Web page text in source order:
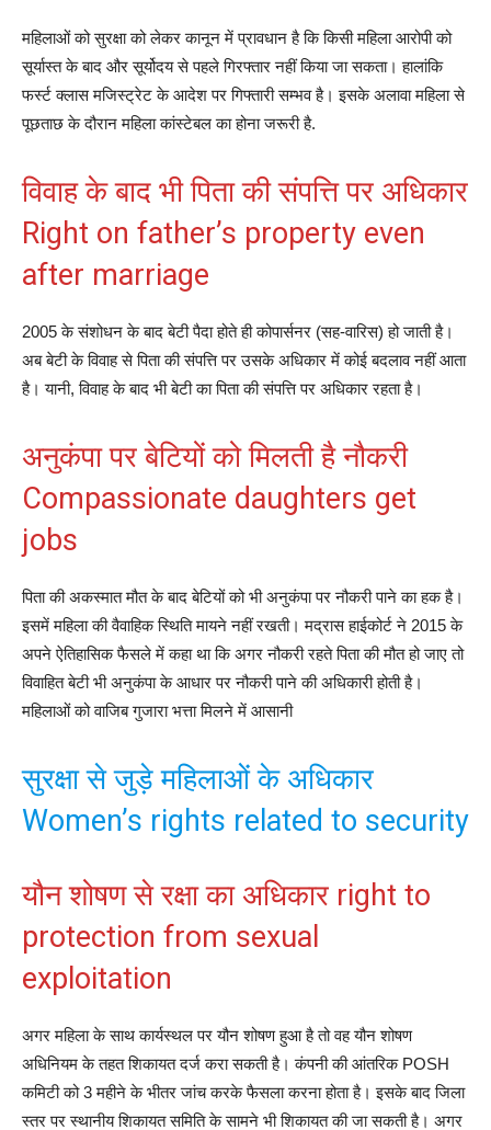
महिलाओं को सुरक्षा को लेकर कानून में प्रावधान है कि किसी महिला आरोपी को
सूर्यास्त के बाद और सूर्योदय से पहले गिरफ्तार नहीं किया जा सकता। हालांकि
फर्स्ट क्लास मजिस्ट्रेट के आदेश पर गिफ्तारी सम्भव है। इसके अलावा महिला से
पूछताछ के दौरान महिला कांस्टेबल का होना जरूरी है.
विवाह के बाद भी पिता की संपत्ति पर अधिकार
Right on father’s property even
after marriage
2005 के संशोधन के बाद बेटी पैदा होते ही कोपार्सनर (सह-वारिस) हो जाती है।
अब बेटी के विवाह से पिता की संपत्ति पर उसके अधिकार में कोई बदलाव नहीं आता
है। यानी, विवाह के बाद भी बेटी का पिता की संपत्ति पर अधिकार रहता है।
अनुकंपा पर बेटियों को मिलती है नौकरी
Compassionate daughters get
jobs
पिता की अकस्‍मात मौत के बाद बेटियों को भी अनुकंपा पर नौकरी पाने का हक है।
इसमें महिला की वैवाहिक स्थिति मायने नहीं रखती। मद्रास हाईकोर्ट ने 2015 के
अपने ऐतिहासिक फैसले में कहा था कि अगर नौकरी रहते पिता की मौत हो जाए तो
विवाहित बेटी भी अनुकंपा के आधार पर नौकरी पाने की अधिकारी होती है।
महिलाओं को वाजिब गुजारा भत्ता मिलने में आसानी
सुरक्षा से जुड़े महिलाओं के अधिकार
Women’s rights related to security
यौन शोषण से रक्षा का अधिकार right to
protection from sexual
exploitation
अगर महिला के साथ कार्यस्‍थल पर यौन शोषण हुआ है तो वह यौन शोषण
अधिनियम के तहत शिकायत दर्ज करा सकती है। कंपनी की आंतरिक POSH
कमिटी को 3 महीने के भीतर जांच करके फैसला करना होता है। इसके बाद जिला
स्‍तर पर स्‍थानीय शिकायत समिति के सामने भी शिकायत की जा सकती है। अगर